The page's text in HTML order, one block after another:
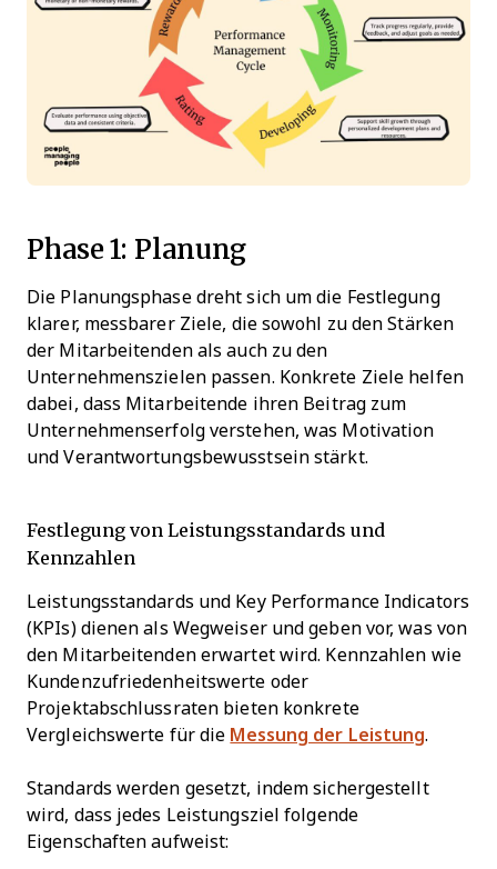
Phase 1: Planung
Die Planungsphase dreht sich um die Festlegung
klarer, messbarer Ziele, die sowohl zu den Stärken
der Mitarbeitenden als auch zu den
Unternehmenszielen passen. Konkrete Ziele helfen
dabei, dass Mitarbeitende ihren Beitrag zum
Unternehmenserfolg verstehen, was Motivation
und Verantwortungsbewusstsein stärkt.
Festlegung von Leistungsstandards und
Kennzahlen
Leistungsstandards und Key Performance Indicators
(KPIs) dienen als Wegweiser und geben vor, was von
den Mitarbeitenden erwartet wird. Kennzahlen wie
Kundenzufriedenheitswerte oder
Projektabschlussraten bieten konkrete
Vergleichswerte für die Messung der Leistung.
Standards werden gesetzt, indem sichergestellt
wird, dass jedes Leistungsziel folgende
Eigenschaften aufweist: